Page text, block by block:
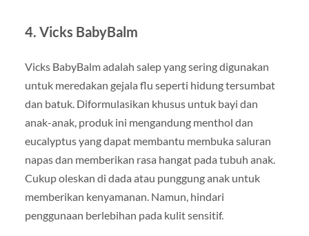
4. Vicks BabyBalm
Vicks BabyBalm adalah salep yang sering digunakan
untuk meredakan gejala flu seperti hidung tersumbat
dan batuk. Diformulasikan khusus untuk bayi dan
anak-anak, produk ini mengandung menthol dan
eucalyptus yang dapat membantu membuka saluran
napas dan memberikan rasa hangat pada tubuh anak.
Cukup oleskan di dada atau punggung anak untuk
memberikan kenyamanan. Namun, hindari
penggunaan berlebihan pada kulit sensitif.